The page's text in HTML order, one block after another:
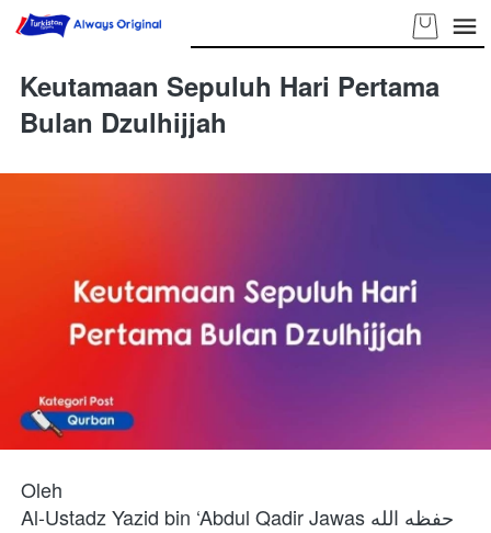
Keutamaan Sepuluh Hari Pertama
Bulan Dzulhijjah
Oleh
Al-Ustadz Yazid bin ‘Abdul Qadir Jawas حفظه الله